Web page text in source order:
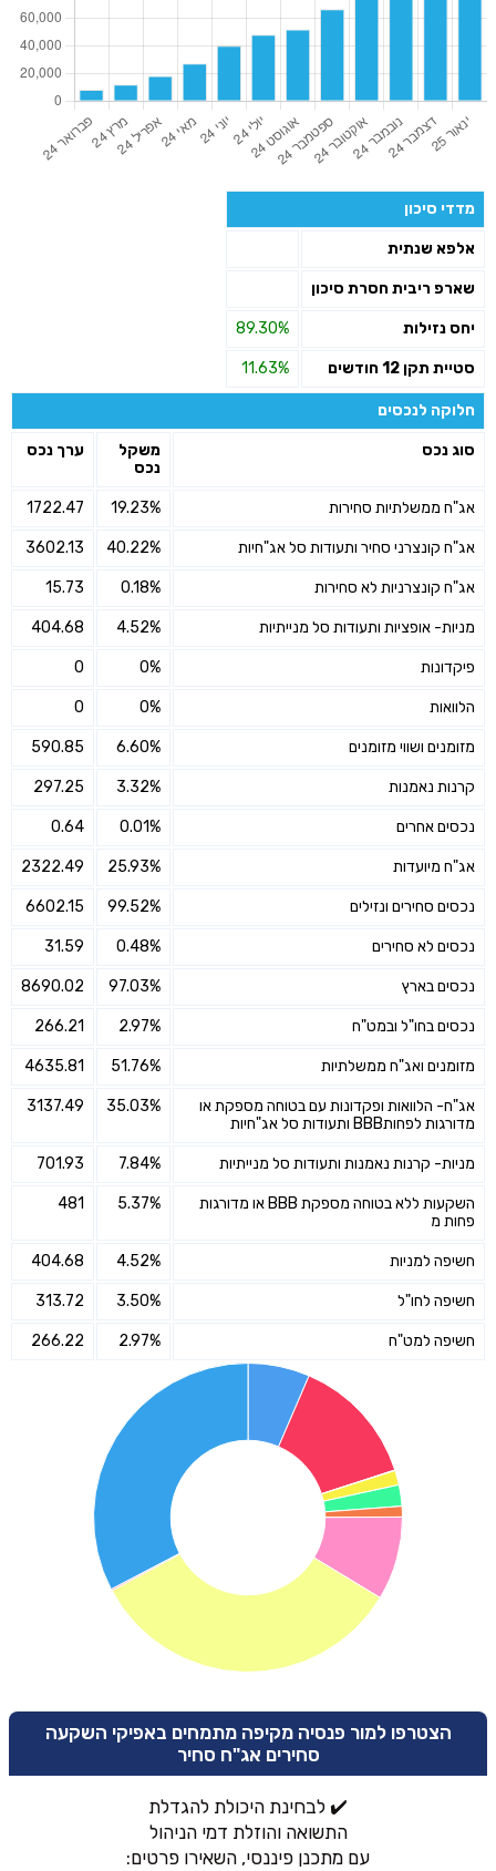
מדדי סיכון
אלפא שנתית
שארפ ריבית חסרת סיכון
יחס נזילות 89.30%
סטיית תקן 12 חודשים 11.63%
חלוקה לנכסים
סוג נכס
משקל
נכס
ערך נכס
אג"ח ממשלתיות סחירות 19.23%
1722.47
אג"ח קונצרני סחיר ותעודות סל אג"חיות 40.22%
3602.13
אג"ח קונצרניות לא סחירות 0.18%
15.73
מניות- אופציות ותעודות סל מנייתיות 4.52%
404.68
פיקדונות 0%
0
הלוואות 0%
0
מזומנים ושווי מזומנים 6.60%
590.85
קרנות נאמנות 3.32%
297.25
נכסים אחרים 0.01%
0.64
אג"ח מיועדות 25.93%
2322.49
נכסים סחירים ונזילים 99.52%
6602.15
נכסים לא סחירים 0.48%
31.59
נכסים בארץ 97.03%
8690.02
נכסים בחו"ל ובמט"ח 2.97%
266.21
מזומנים ואג"ח ממשלתיות 51.76%
4635.81
אג"ח- הלוואות ופקדונות עם בטוחה מספקת או
מדורגות לפחותBBB ותעודות סל אג"חיות
35.03%
3137.49
מניות- קרנות נאמנות ותעודות סל מנייתיות 7.84%
701.93
השקעות ללא בטוחה מספקת BBB או מדורגות
פחות מ
5.37%
481
חשיפה למניות 4.52%
404.68
חשיפה לחו"ל 3.50%
313.72
חשיפה למט"ח 2.97%
266.22
הצטרפו למור פנסיה מקיפה מתמחים באפיקי השקעה
סחירים אג"ח סחיר
✔️ לבחינת היכולת להגדלת
התשואה והוזלת דמי הניהול
עם מתכנן פיננסי, השאירו פרטים: